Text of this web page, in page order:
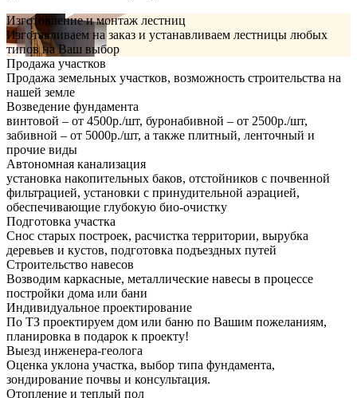
Изготовление и монтаж лестниц
Изготавливаем на заказ и устанавливаем лестницы любых
типов на Ваш выбор
Продажа участков
Продажа земельных участков, возможность строительства на
нашей земле
Возведение фундамента
винтовой – от 4500р./шт, буронабивной – от 2500р./шт,
забивной – от 5000р./шт, а также плитный, ленточный и
прочие виды
Автономная канализация
установка накопительных баков, отстойников с почвенной
фильтрацией, установки с принудительной аэрацией,
обеспечивающие глубокую био-очистку
Подготовка участка
Снос старых построек, расчистка территории, вырубка
деревьев и кустов, подготовка подъездных путей
Строительство навесов
Возводим каркасные, металлические навесы в процессе
постройки дома или бани
Индивидуальное проектирование
По ТЗ проектируем дом или баню по Вашим пожеланиям,
планировка в подарок к проекту!
Выезд инженера-геолога
Оценка уклона участка, выбор типа фундамента,
зондирование почвы и консультация.
Отопление и теплый пол